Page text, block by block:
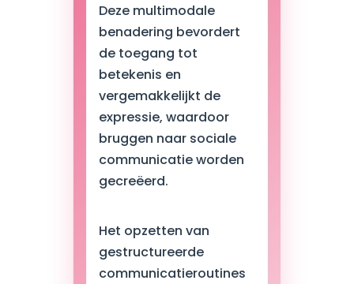
Deze multimodale
benadering bevordert
de toegang tot
betekenis en
vergemakkelijkt de
expressie, waardoor
bruggen naar sociale
communicatie worden
gecreëerd.
Het opzetten van
gestructureerde
communicatieroutines